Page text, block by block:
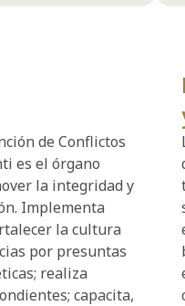
de Conflictos
es el órgano
la integridad y
Implementa
la cultura
por presuntas
realiza
capacita,